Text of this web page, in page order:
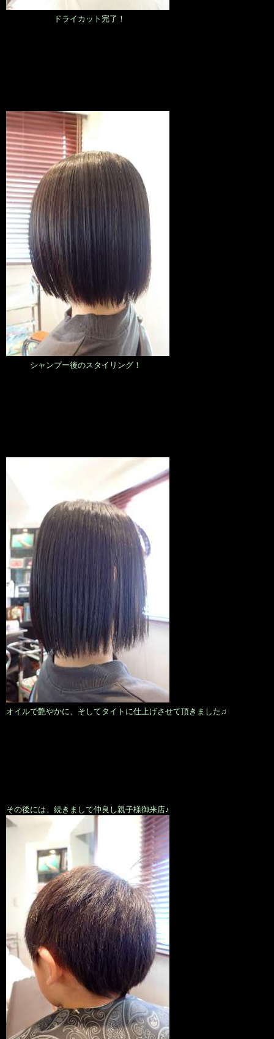
ドライカット完了！
シャンプー後のスタイリング！
オイルで艶やかに、そしてタイトに仕上げさせて頂きました♫
その後には、続きまして仲良し親子様御来店♪